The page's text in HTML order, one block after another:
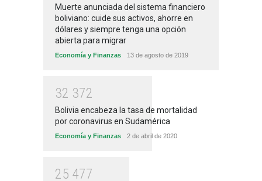
Muerte anunciada del sistema financiero
boliviano: cuide sus activos, ahorre en
dólares y siempre tenga una opción
abierta para migrar
Economía y Finanzas 13 de agosto de 2019
32 372
Bolivia encabeza la tasa de mortalidad
por coronavirus en Sudamérica
Economía y Finanzas 2 de abril de 2020
25 477